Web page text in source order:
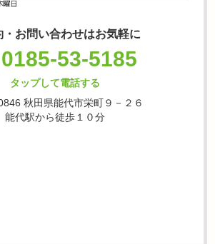
・お問い合わせはお気軽に
0185-53-5185
タップして電話する
秋田県能代市栄町９－２６
能代駅から徒歩１０分